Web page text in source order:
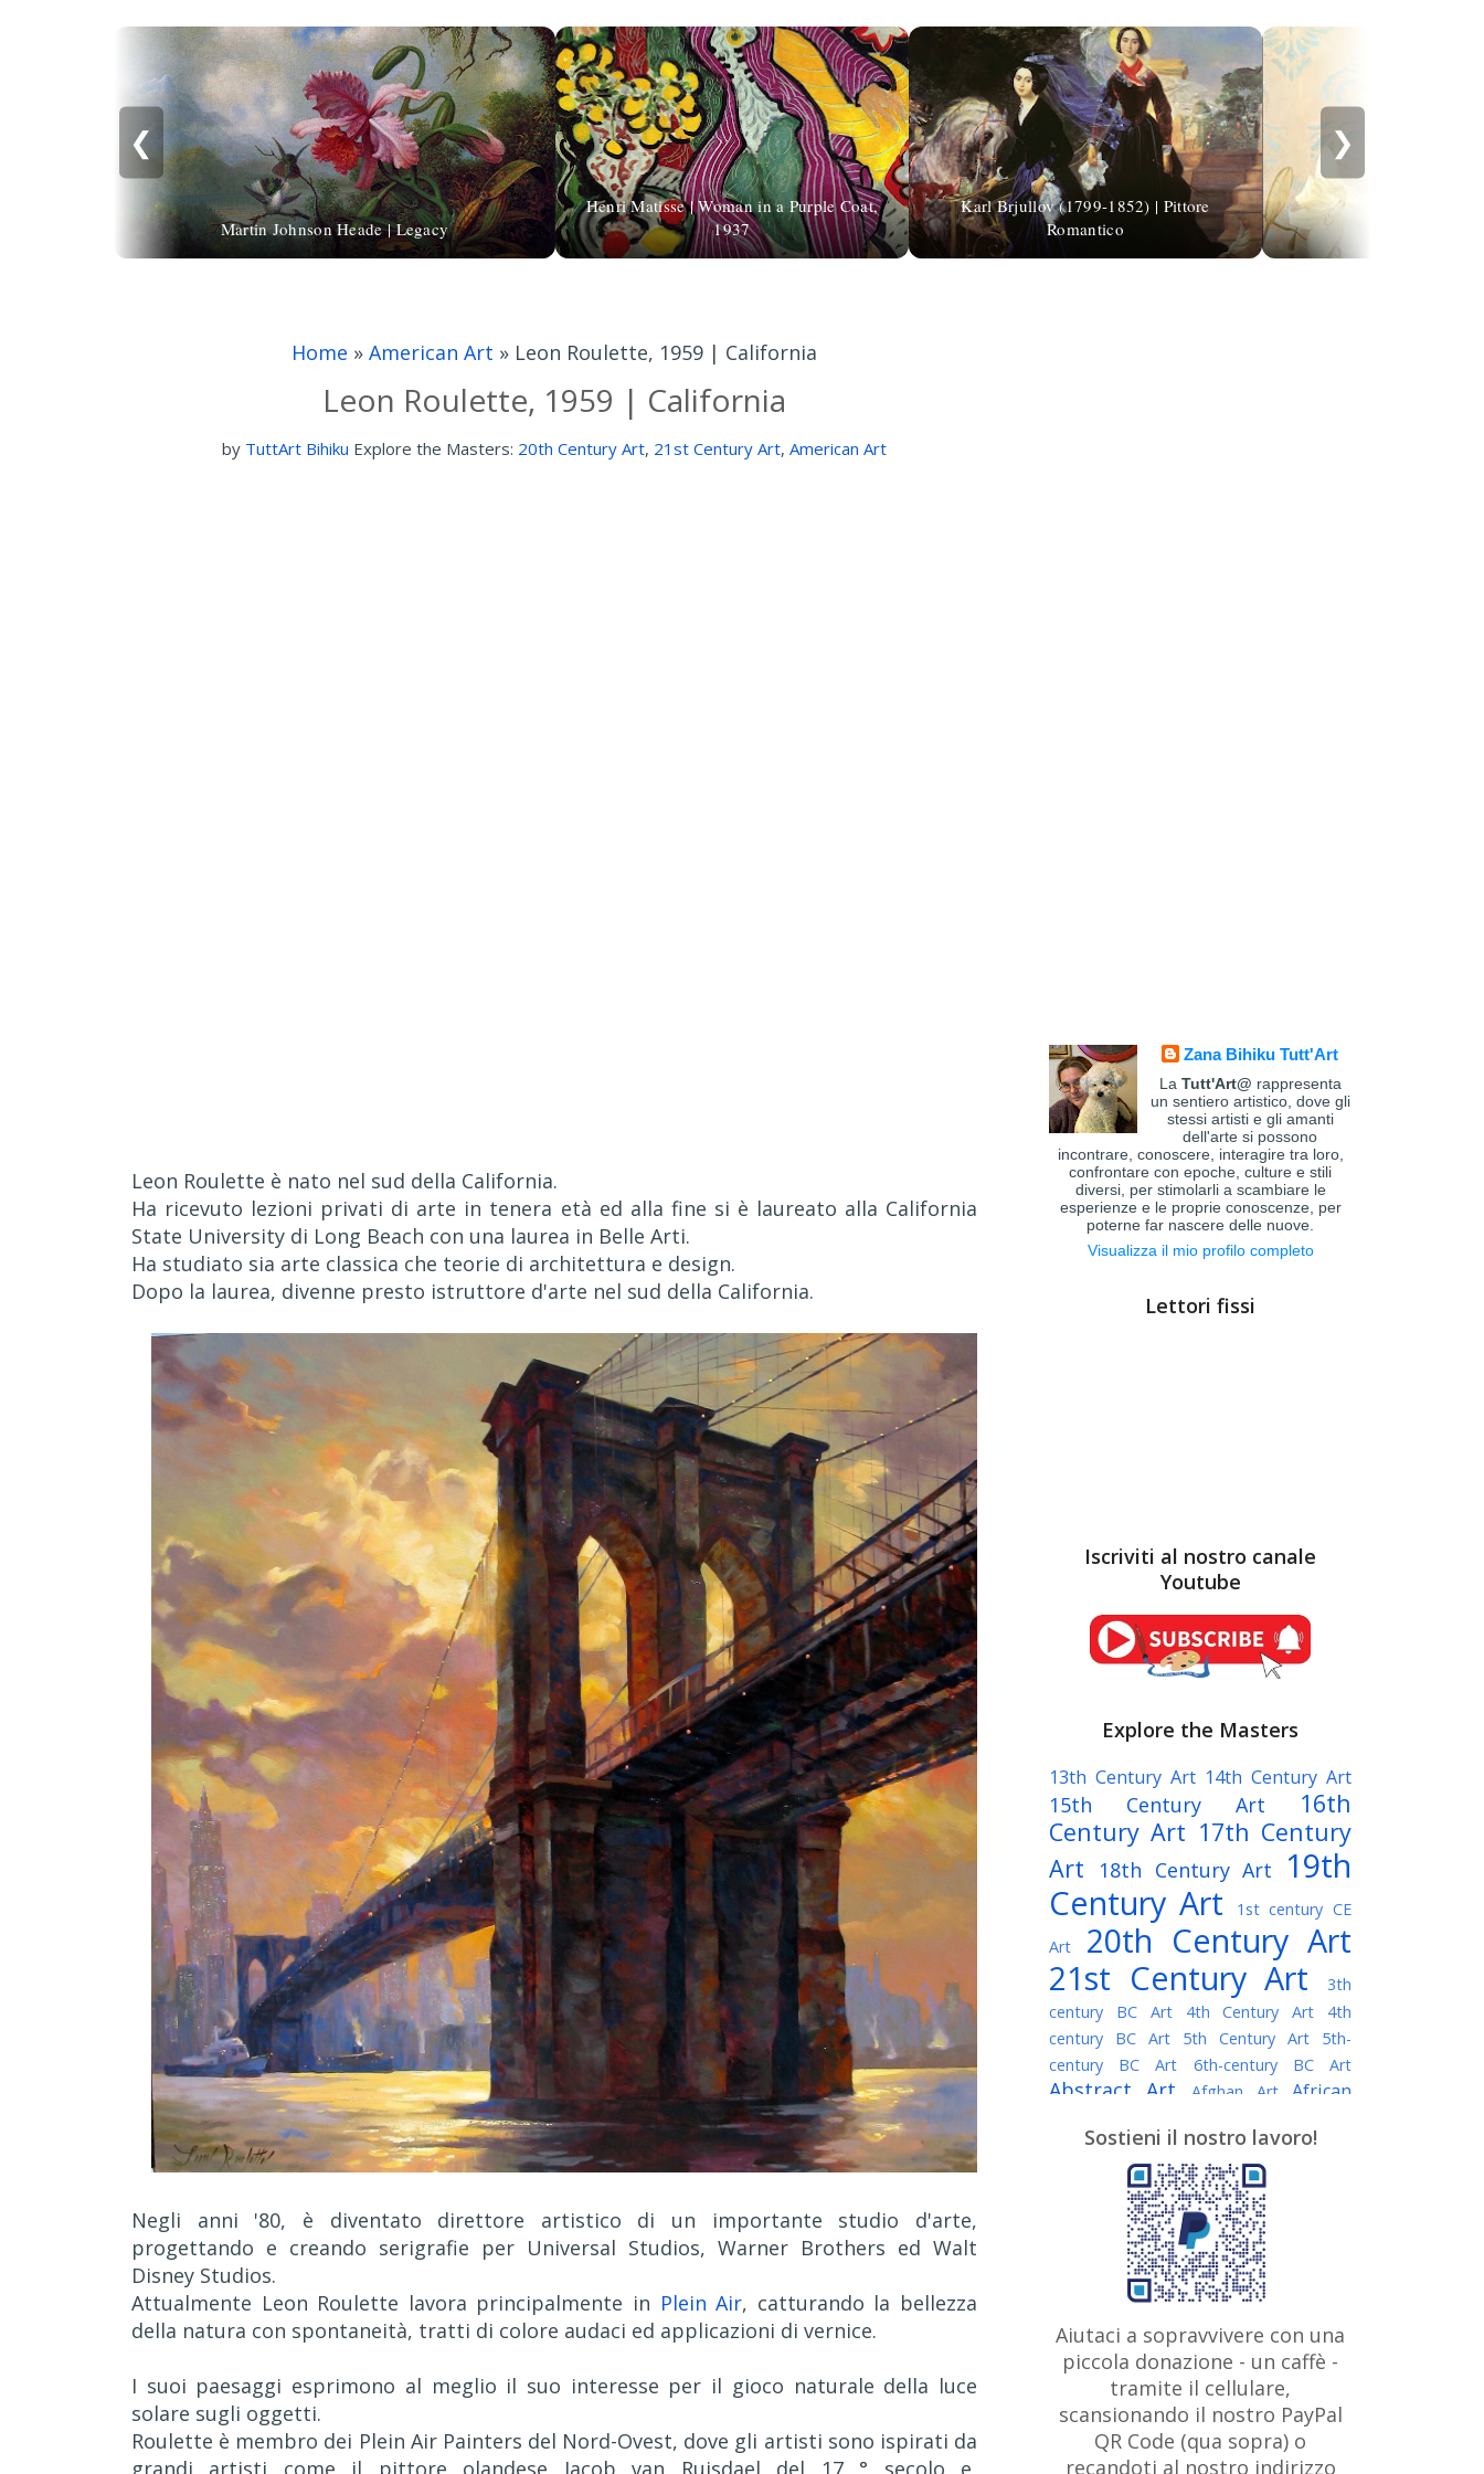
❮
Martin Johnson Heade | Legacy
Henri Matisse | Woman in a Purple Coat,
1937
Karl Brjullov (1799-1852) | Pittore
Romantico
❯
Home » American Art » Leon Roulette, 1959 | California
Leon Roulette, 1959 | California
by TuttArt Bihiku Explore the Masters: 20th Century Art, 21st Century Art, American Art
Leon Roulette è nato nel sud della California.
Ha ricevuto lezioni privati di arte in tenera età ed alla fine si è laureato alla California
State University di Long Beach con una laurea in Belle Arti.
Ha studiato sia arte classica che teorie di architettura e design.
Dopo la laurea, divenne presto istruttore d'arte nel sud della California.
Negli anni '80, è diventato direttore artistico di un importante studio d'arte,
progettando e creando serigrafie per Universal Studios, Warner Brothers ed Walt
Disney Studios.
Attualmente Leon Roulette lavora principalmente in Plein Air, catturando la bellezza
della natura con spontaneità, tratti di colore audaci ed applicazioni di vernice.
I suoi paesaggi esprimono al meglio il suo interesse per il gioco naturale della luce
solare sugli oggetti.
Roulette è membro dei Plein Air Painters del Nord-Ovest, dove gli artisti sono ispirati da
grandi artisti come il pittore olandese Jacob van Ruisdael del 17 ° secolo e,
Zana Bihiku Tutt'Art
La Tutt'Art@ rappresenta
un sentiero artistico, dove gli
stessi artisti e gli amanti
dell'arte si possono
incontrare, conoscere, interagire tra loro,
confrontare con epoche, culture e stili
diversi, per stimolarli a scambiare le
esperienze e le proprie conoscenze, per
poterne far nascere delle nuove.
Visualizza il mio profilo completo
Lettori fissi
Iscriviti al nostro canale
Youtube
Explore the Masters
13th Century Art 14th Century Art
15th Century Art
16th
Century Art 17th Century
Art
18th Century Art
19th
Century Art
1st century CE
Art
20th Century Art
21st Century Art
3th
century BC Art
4th Century Art
4th
century BC Art
5th Century Art
5th-
century BC Art
6th-century BC Art
Abstract Art Afghan Art
African
Algerian painter American Art
Argentine Art Armenian painter
Art history Art Institute of Chicago
Art Quotes - Literature
Australian Art Austrian Art
Austro-Hungarian Art Awarded
Artist
Baroque Art
Belarusian
Art Belgian Art Bohemian Art Bolivian
Bosnian Art Brazilian Art British
Art British Museum Brooklyn Museum
Bulgarian Art Burmese Art Canadian
Art
Caravaggio
Chilean Art
Sostieni il nostro lavoro!
Aiutaci a sopravvivere con una
piccola donazione - un caffè -
tramite il cellulare,
scansionando il nostro PayPal
QR Code (qua sopra) o
recandoti al nostro indirizzo